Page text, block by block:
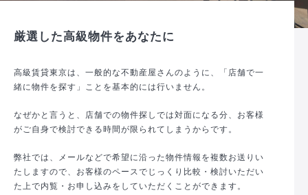
厳選した高級物件をあなたに
高級賃貸東京は、一般的な不動産屋さんのように、「店舗で一
緒に物件を探す」ことを基本的には行いません。
なぜかと言うと、店舗での物件探しでは対面になる分、お客様
がご自身で検討できる時間が限られてしまうからです。
弊社では、メールなどで希望に沿った物件情報を複数お送りい
たしますので、お客様のペースでじっくり比較・検討いただい
た上で内覧・お申し込みをしていただくことができます。